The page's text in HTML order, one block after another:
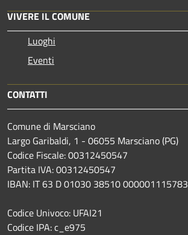
VIVERE IL COMUNE
Luoghi
Eventi
CONTATTI
Comune di Marsciano
Largo Garibaldi, 1 - 06055 Marsciano (PG)
Codice Fiscale: 00312450547
Partita IVA: 00312450547
IBAN: IT 63 D 01030 38510 000001115783
Codice Univoco: UFAI21
Codice IPA: c_e975